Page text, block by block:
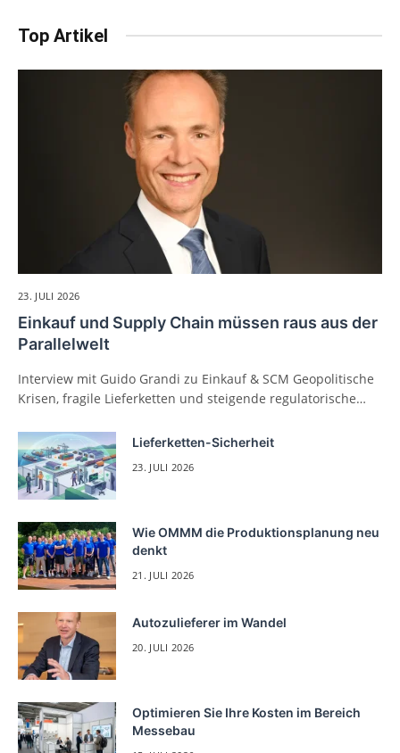
Top Artikel
23. JULI 2026
Einkauf und Supply Chain müssen raus aus der
Parallelwelt
Interview mit Guido Grandi zu Einkauf & SCM Geopolitische
Krisen, fragile Lieferketten und steigende regulatorische…
Lieferketten-Sicherheit
23. JULI 2026
Wie OMMM die Produktionsplanung neu
denkt
21. JULI 2026
Autozulieferer im Wandel
20. JULI 2026
Optimieren Sie Ihre Kosten im Bereich
Messebau